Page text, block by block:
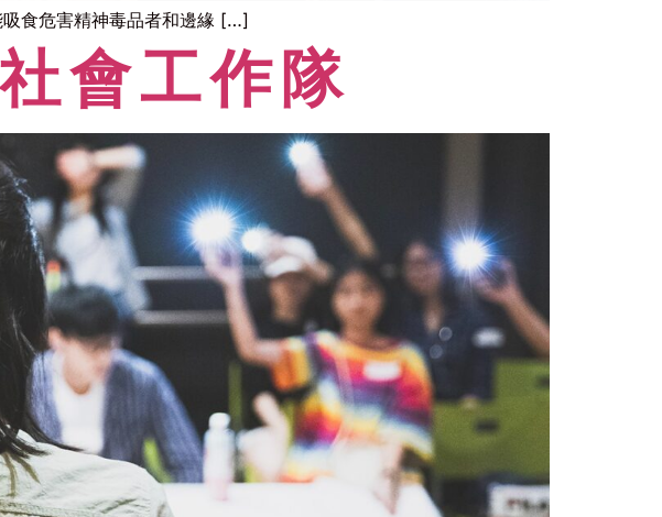
食危害精神毒品者和邊緣 […]
會工作隊